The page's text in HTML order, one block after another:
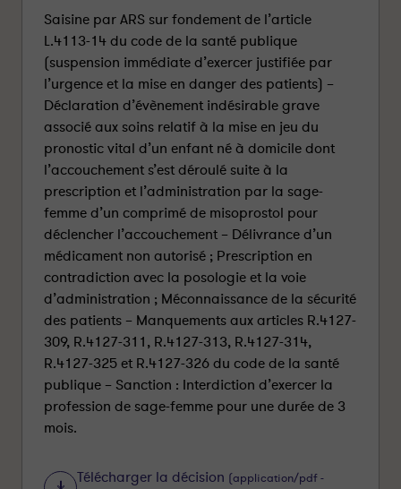
Saisine par ARS sur fondement de l’article
L.4113-14 du code de la santé publique
(suspension immédiate d’exercer justifiée par
l’urgence et la mise en danger des patients) –
Déclaration d’évènement indésirable grave
associé aux soins relatif à la mise en jeu du
pronostic vital d’un enfant né à domicile dont
l’accouchement s’est déroulé suite à la
prescription et l’administration par la sage-
femme d’un comprimé de misoprostol pour
déclencher l’accouchement – Délivrance d’un
médicament non autorisé ; Prescription en
contradiction avec la posologie et la voie
d’administration ; Méconnaissance de la sécurité
des patients – Manquements aux articles R.4127-
309, R.4127-311, R.4127-313, R.4127-314,
R.4127-325 et R.4127-326 du code de la santé
publique – Sanction : Interdiction d’exercer la
profession de sage-femme pour une durée de 3
mois.
Télécharger la décision (application/pdf -